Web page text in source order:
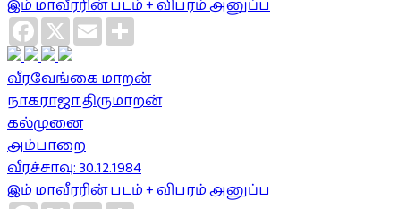
இம் மாவீரரின் படம் + விபரம் அனுப்ப
Facebook
X Email
வீரவேங்கை மாறன்
நாகராஜா திருமாறன்
கல்முனை
அம்பாறை
வீரச்சாவு: 30.12.1984
இம் மாவீரரின் படம் + விபரம் அனுப்ப